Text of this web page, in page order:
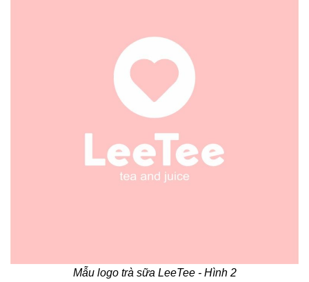
Mẫu logo trà sữa LeeTee - Hình 2